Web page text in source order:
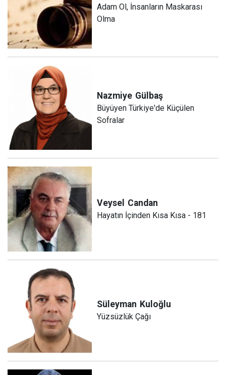
Adam Ol, İnsanların Maskarası
Olma
Nazmiye Gülbaş
Büyüyen Türkiye'de Küçülen
Sofralar
Veysel Candan
Hayatın İçinden Kısa Kısa - 181
Süleyman Kuloğlu
Yüzsüzlük Çağı